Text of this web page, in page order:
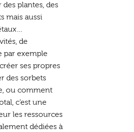
plantes, des
mais aussi
de
par exemple
ses propres
des sorbets
ou comment
c’est une
les ressources
dédiées à